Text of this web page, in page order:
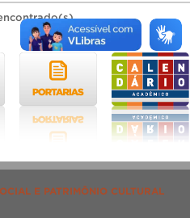
E PATRIMÔNIO CULTURAL